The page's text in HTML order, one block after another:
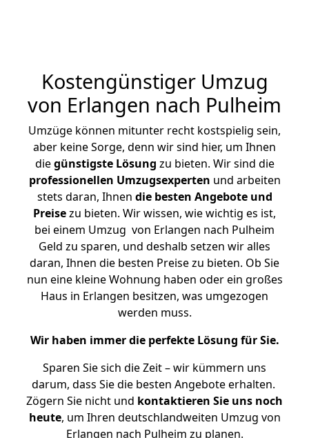
Kostengünstiger Umzug
von Erlangen nach Pulheim
Umzüge können mitunter recht kostspielig sein,
aber keine Sorge, denn wir sind hier, um Ihnen
diegünstigste Lösung zu bieten. Wir sind die
professionellen Umzugsexperten und arbeiten
stets daran, Ihnen die besten Angebote und
Preisezu bieten. Wir wissen, wie wichtig es ist,
bei einem Umzug von Erlangen nach Pulheim
Geld zu sparen, und deshalb setzen wir alles
daran, Ihnen die besten Preise zu bieten. Ob Sie
nun eine kleine Wohnung haben oder ein großes
Haus in Erlangen besitzen, was umgezogen
werden muss.
Wir haben immer die perfekte Lösung für Sie.
Sparen Sie sich die Zeit – wir kümmern uns
darum, dass Sie die besten Angebote erhalten.
Zögern Sie nicht und kontaktieren Sie uns noch
heute, um Ihren deutschlandweiten Umzug von
Erlangen nach Pulheim zu planen.